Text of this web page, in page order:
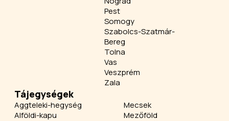
Pest
Somogy
Szabolcs-Szatmár-
Bereg
Tolna
Vas
Veszprém
Zala
Tájegységek
Aggteleki-hegység
Alföldi-kapu
Mecsek
Mezőföld